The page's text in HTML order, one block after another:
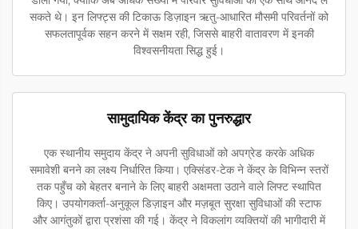
सकते थे। इन लिफ्ट्स की टिकाऊ डिज़ाइन ऋतु-आधारित मौसमी परिवर्तनों को
सफलतापूर्वक सहन करने में सक्षम रही, जिससे बाहरी वातावरण में इनकी
विश्वसनीयता सिद्ध हुई।
सामुदायिक केंद्र का पुनरुद्धार
एक स्थानीय समुदाय केंद्र ने अपनी सुविधाओं को अपग्रेड करके अधिक
समावेशी बनने का लक्ष्य निर्धारित किया। एक्सिंडर-टेक ने केंद्र के विभिन्न स्तरों
तक पहुँच को बेहतर बनाने के लिए बाहरी अक्षमता उठाने वाले लिफ्ट स्थापित
किए। उपयोगकर्ता-अनुकूल डिज़ाइन और मज़बूत सुरक्षा सुविधाओं की स्टाफ
और आगंतुकों द्वारा प्रशंसा की गई। केंद्र ने विकलांग व्यक्तियों की भागीदारी में